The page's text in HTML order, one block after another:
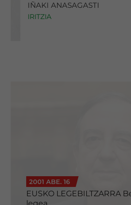
IÑAKI ANASAGASTI
IRITZIA
2001 ABE. 16
EUSKO LEGEBILTZARRA